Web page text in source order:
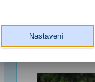
Dubánčí šprýmy
Nastavení